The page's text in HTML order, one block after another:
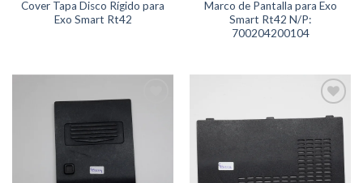
Cover Tapa Disco Rígido para
Exo Smart Rt42
Marco de Pantalla para Exo
Smart Rt42 N/P:
700204200104
Agregar
Favoritos
Agregar
Favoritos